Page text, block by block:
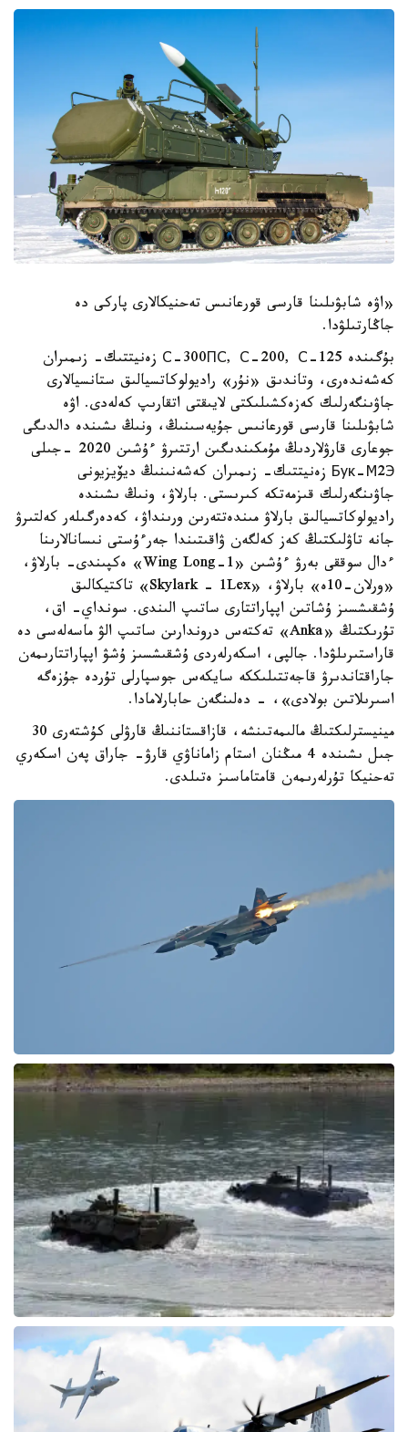
«اۋە شابۋىلىنا قارسى قورعانىس تەحنيكالارى پاركى دە
جاڭارتىلۋدا.
بۇگىندە С-300ПС, С-200, С-125 زەنيتتىك- زىمىران
كەشەندەرى، وتاندىق «نۇر» راديولوكاتسيالىق ستانسيالارى
جاۋىنگەرلىك كەزەكشىلىكتى لايىقتى اتقارىپ كەلەدى. اۋە
شابۋىلىنا قارسى قورعانىس جۇيەسىنىڭ، ونىڭ ىشىندە دالدىگى
جوعارى قارۋلاردىڭ مۇمكىندىگىن ارتتىرۋ ءۇشىن 2020 –جىلى
Бук-М2Э زەنيتتىك- زىمىران كەشەنىنىڭ ديۆيزيونى
جاۋىنگەرلىك قىزمەتكە كىرىستى. بارلاۋ، ونىڭ ىشىندە
راديولوكاتسيالىق بارلاۋ مىندەتتەرىن ورىنداۋ، كەدەرگىلەر كەلتىرۋ
جانە تاۋلىكتىڭ كەز كەلگەن ۋاقىتىندا جەرءۇستى نىسانالارىنا
ءدال سوققى بەرۋ ءۇشىن «Wing Long-1» ەكپىندى- بارلاۋ،
«ورلان-10ە» بارلاۋ، «Skylark – 1Lex» تاكتيكالىق
ۇشقىشسىز ۇشاتىن اپپاراتتارى ساتىپ الىندى. سونداي- اق،
تۇرىكتىڭ «Anka» تەكتەس دروندارىن ساتىپ الۋ ماسەلەسى دە
قاراستىرىلۋدا. جالپى، اسكەرلەردى ۇشقىشسىز ۇشۋ اپپاراتتارىمەن
جاراقتاندىرۋ قاجەتتىلىككە سايكەس جوسپارلى تۇردە جۇزەگە
اسىرىلاتىن بولادى»، - دەلىنگەن حابارلامادا.
مينيسترلىكتىڭ مالىمەتىنشە، قازاقستاننىڭ قارۋلى كۇشتەرى 30
جىل ىشىندە 4 مىڭنان استام زاماناۋي قارۋ- جاراق پەن اسكەري
تەحنيكا تۇرلەرىمەن قامتاماسىز ەتىلدى.